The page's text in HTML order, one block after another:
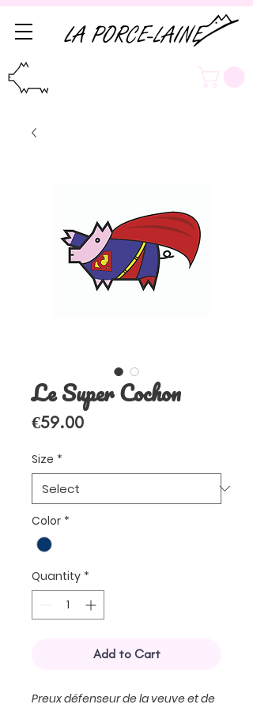
Le Super Cochon
€59.00Price
Size *
Color *
Quantity *
Add to Cart
Preux défenseur de la veuve et de